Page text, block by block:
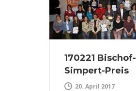
170221 Bischof-
Simpert-Preis
20. April 2017